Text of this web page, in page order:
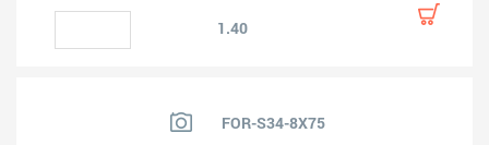
1.40
FOR-S34-8X75